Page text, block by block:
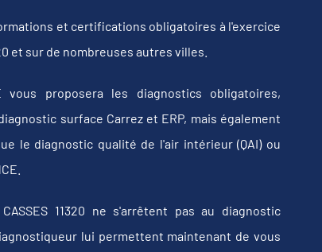
et certifications obligatoires à l'exercice
et sur de nombreuses autres villes.
vous proposera les diagnostics obligatoires,
surface Carrez et ERP, mais également
le diagnostic qualité de l'air intérieur (QAI) ou
11320 ne s'arrêtent pas au diagnostic
lui permettent maintenant de vous